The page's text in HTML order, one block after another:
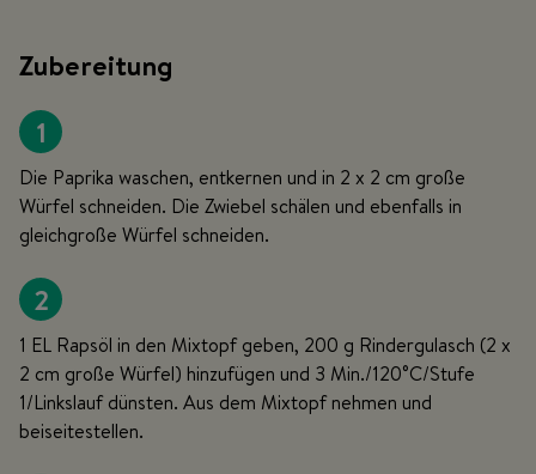
Zubereitung
1
Die Paprika waschen, entkernen und in 2 x 2 cm große
Würfel schneiden. Die Zwiebel schälen und ebenfalls in
gleichgroße Würfel schneiden.
2
1 EL Rapsöl in den Mixtopf geben, 200 g Rindergulasch (2 x
2 cm große Würfel) hinzufügen und 3 Min./120°C/Stufe
1/Linkslauf dünsten. Aus dem Mixtopf nehmen und
beiseitestellen.